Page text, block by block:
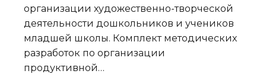
организации художественно-творческой
деятельности дошкольников и учеников
младшей школы. Комплект методических
разработок по организации
продуктивной…